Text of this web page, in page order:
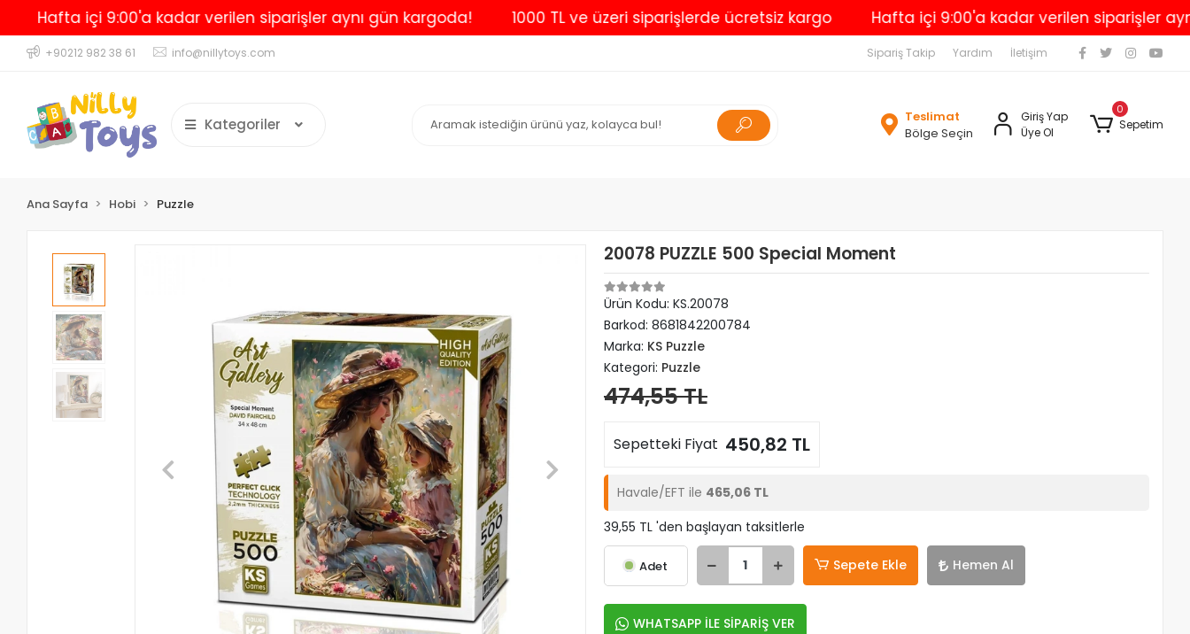
içi 9:00'a kadar verilen siparişler aynı gün kargoda! 1000 TL ve üzeri siparişlerde ücretsiz kargo Hafta içi 9:00'a kadar verilen siparişler aynı
+90212 982 38 61 info@nillytoys.com Sipariş Takip Yardım İletişim
Kategoriler
Teslimat
Bölge Seçin
Giriş Yap
Üye Ol
0
Sepetim
Ana Sayfa Hobi Puzzle
20078 PUZZLE 500 Special Moment
Ürün Kodu: KS.20078
Barkod: 8681842200784
Marka: KS Puzzle
Kategori: Puzzle
474,55 TL
Sepetteki Fiyat 450,82 TL
Havale/EFT ile 465,06 TL
39,55 TL 'den başlayan taksitlerle
Adet Sepete Ekle Hemen Al
WHATSAPP İLE SİPARİŞ VER